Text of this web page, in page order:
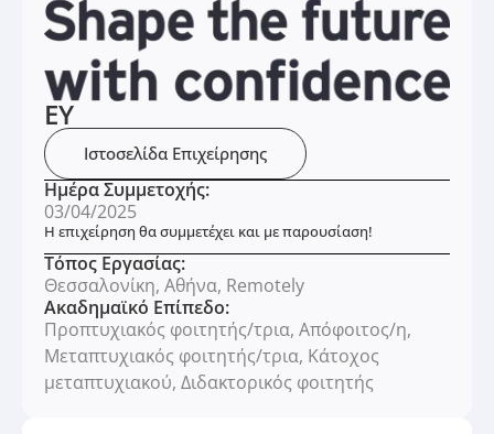
EY
Ιστοσελίδα Επιχείρησης
Ημέρα Συμμετοχής:
03/04/2025
Η επιχείρηση θα συμμετέχει και με παρουσίαση!
Τόπος Εργασίας:
Θεσσαλονίκη, Αθήνα, Remotely
Ακαδημαϊκό Επίπεδο:
Προπτυχιακός φοιτητής/τρια, Απόφοιτος/η,
Μεταπτυχιακός φοιτητής/τρια, Κάτοχος
μεταπτυχιακού, Διδακτορικός φοιτητής